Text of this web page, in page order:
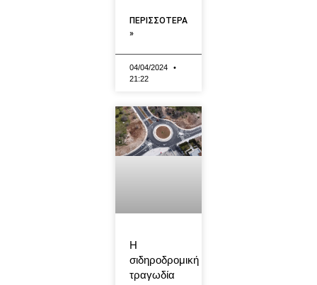
ΠΕΡΙΣΣΟΤΕΡΑ
»
04/04/2024
21:22
Η
σιδηροδρομική
τραγωδία